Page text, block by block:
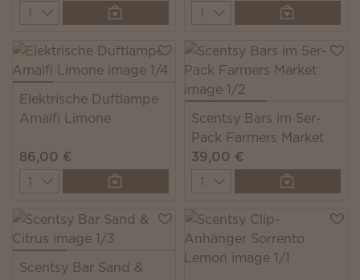
Quantity
Quantity
Elektrische Duftlampe
Amalfi Limone
86,00 €
Quantity
Scentsy Bars im 5er-
Pack Farmers Market
39,00 €
Quantity
Scentsy Bar Sand &